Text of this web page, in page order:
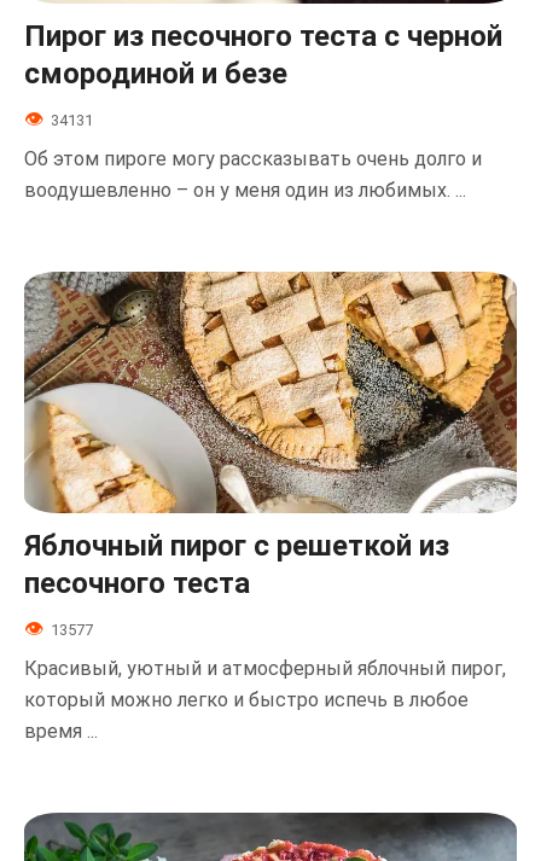
Пирог из песочного теста с черной
смородиной и безе
34131
Об этом пироге могу рассказывать очень долго и
воодушевленно – он у меня один из любимых. ...
Яблочный пирог с решеткой из
песочного теста
13577
Красивый, уютный и атмосферный яблочный пирог,
который можно легко и быстро испечь в любое
время ...